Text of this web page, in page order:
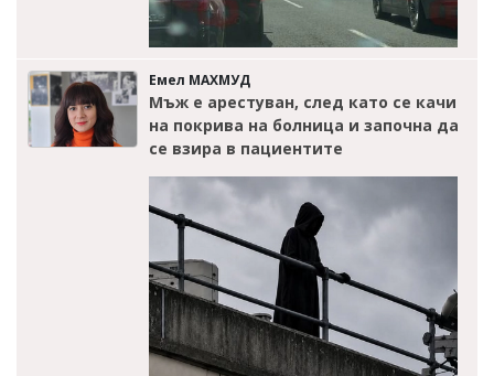
Емел МАХМУД
Мъж е арестуван, след като се качи
на покрива на болница и започна да
се взира в пациентите